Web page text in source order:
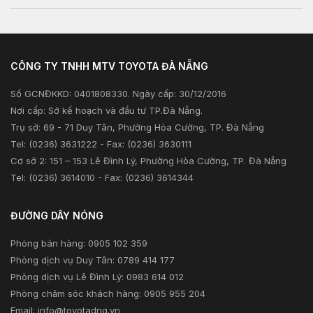
Sản phẩm
Xã hội
Thông tin khác
CÔNG TY TNHH MTV TOYOTA ĐÀ NẴNG
Số GCNĐKKD: 0401808330. Ngày cấp: 30/12/2016
Nơi cấp: Sở kế hoạch và đầu tư TP.Đà Nẵng.
Trụ sở: 69 - 71 Duy Tân, Phường Hòa Cường, TP. Đà Nẵng
Tel: (0236) 3631222 - Fax: (0236) 3630111
Cơ sở 2: 151 – 153 Lê Đình Lý, Phường Hòa Cường, TP. Đà Nẵng
Tel: (0236) 3614010 - Fax: (0236) 3614344
ĐƯỜNG DÂY NÓNG
Phòng bán hàng: 0905 102 359
Phòng dịch vụ Duy Tân: 0789 414 177
Phòng dịch vụ Lê Đình Lý: 0983 614 012
Phòng chăm sóc khách hàng: 0905 955 204
Email: info@toyotadng.vn